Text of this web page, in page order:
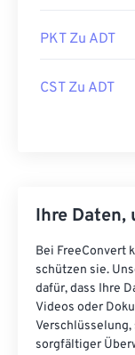
PKT Zu ADT
CST Zu ADT
Ihre Daten,
Bei FreeConvert
schützen sie.
dafür, dass Ihre
Videos oder
sorgfältiger